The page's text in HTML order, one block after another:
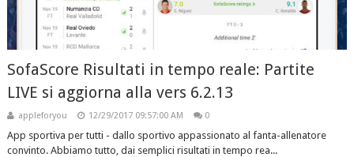
SofaScore Risultati in tempo reale: Partite
LIVE si aggiorna alla vers 6.2.13
appleforyou 12/29/2017 09:57:00 AM 0
App sportiva per tutti - dallo sportivo appassionato al fanta-allenatore
convinto. Abbiamo tutto, dai semplici risultati in tempo rea...